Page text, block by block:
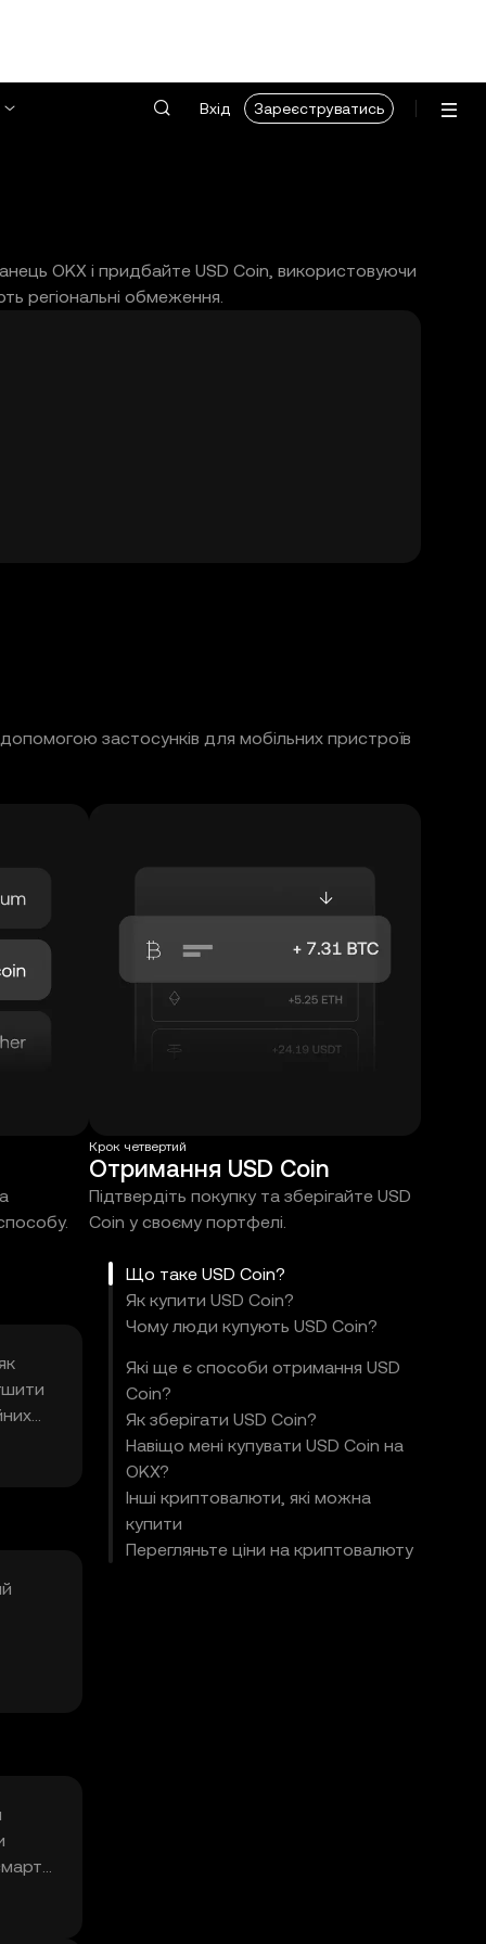
Вхід Зареєструватись
OKX і придбайте USD Coin, використовуючи
регіональні обмеження.
застосунків для мобільних пристроїв
Крок четвертий
Отримання USD Coin
Підтвердіть покупку та зберігайте USD
Coin у своєму портфелі.
Що таке USD Coin?
Як купити USD Coin?
Чому люди купують USD Coin?
Які ще є способи отримання USD
Coin?
Як зберігати USD Coin?
Навіщо мені купувати USD Coin на
OKХ?
Інші криптовалюти, які можна
купити
Перегляньте ціни на криптовалюту